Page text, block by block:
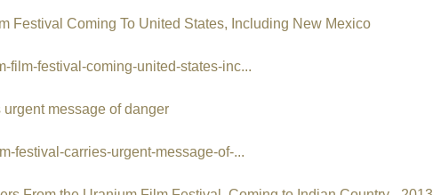
Festival Coming To United States, Including New Mexico
film-festival-coming-united-states-inc...
message of danger
festival-carries-urgent-message-of-...